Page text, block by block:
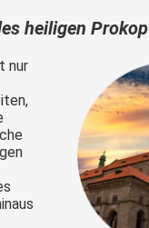
heiligen Prokop
nur